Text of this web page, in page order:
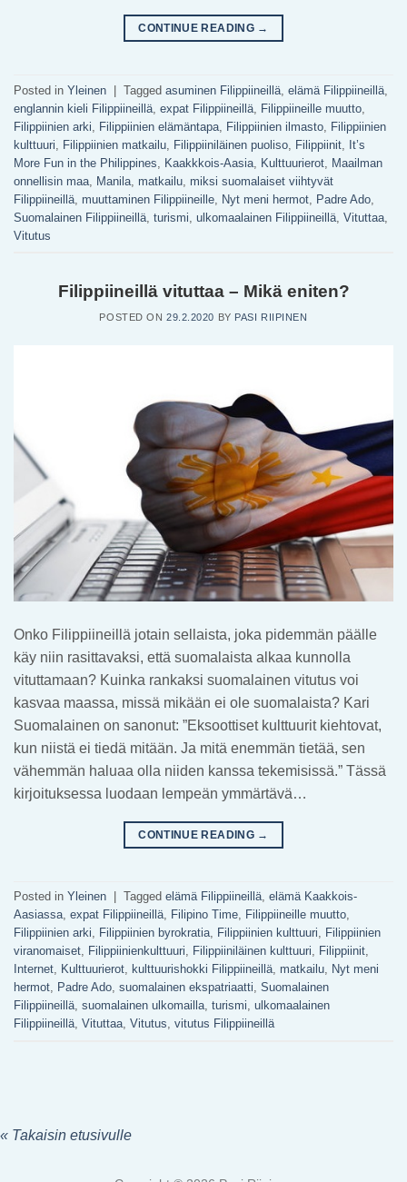
CONTINUE READING →
Posted in Yleinen | Tagged asuminen Filippiineillä elämä Filippiineillä
englannin kieli Filippiineillä expat Filippiineillä Filippiineille muutto
Filippiinien arki
Filippiinien elämäntapa Filippiinien ilmasto Filippiinien
kulttuuri
Filippiinien matkailu Filippiiniläinen puoliso Filippiinit It’s
More Fun in the Philippines
Kaakkkois-Aasia Kulttuurierot Maailman
onnellisin maa Manila matkailu miksi suomalaiset viihtyvät
Filippiineillä muuttaminen Filippiineille Nyt meni hermot Padre Ado
Suomalainen Filippiineillä turismi ulkomaalainen Filippiineillä Vituttaa
Vitutus
Filippiineillä vituttaa – Mikä eniten?
POSTED ON29.2.2020 BY PASI RIIPINEN
Onko Filippiineillä jotain sellaista, joka pidemmän päälle
käy niin rasittavaksi, että suomalaista alkaa kunnolla
vituttamaan? Kuinka rankaksi suomalainen vitutus voi
kasvaa maassa, missä mikään ei ole suomalaista? Kari
Suomalainen on sanonut: ”Eksoottiset kulttuurit kiehtovat,
kun niistä ei tiedä mitään. Ja mitä enemmän tietää, sen
vähemmän haluaa olla niiden kanssa tekemisissä.” Tässä
kirjoituksessa luodaan lempeän ymmärtävä…
CONTINUE READING →
Posted in Yleinen Tagged elämä Filippiineillä, elämä Kaakkois-
Aasiassa, expat Filippiineillä, Filipino Time, Filippiineille muutto,
Filippiinien arki, Filippiinien byrokratia, Filippiinien kulttuuri, Filippiinien
viranomaiset, Filippiinienkulttuuri, Filippiiniläinen kulttuuri, Filippiinit,
Internet, Kulttuurierot, kulttuurishokki Filippiineillä, matkailu, Nyt meni
hermot, Padre Ado, suomalainen ekspatriaatti, Suomalainen
Filippiineillä, suomalainen ulkomailla, turismi, ulkomaalainen
Filippiineillä, Vituttaa, Vitutus, vitutus Filippiineillä
« Takaisin etusivulle